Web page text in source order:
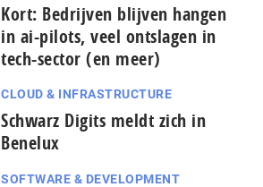
Kort: Bedrijven blijven hangen
in ai-pilots, veel ontslagen in
tech-sector (en meer)
CLOUD & INFRASTRUCTURE
Schwarz Digits meldt zich in
Benelux
SOFTWARE & DEVELOPMENT